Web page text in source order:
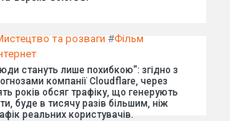
та розваги #Фільм
стануть лише похибкою": згідно з
компанії Cloudflare, через
років обсяг трафіку, що генерують
буде в тисячу разів більшим, ніж
реальних користувачів.